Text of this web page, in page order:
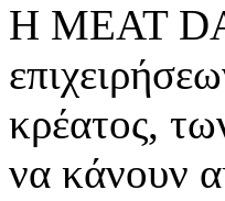
Η MEAT
κρέατος,
να κάνουν